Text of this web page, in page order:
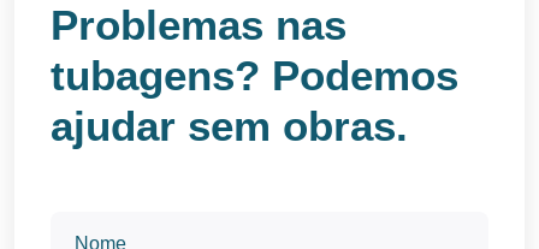
Problemas nas
tubagens? Podemos
ajudar sem obras.